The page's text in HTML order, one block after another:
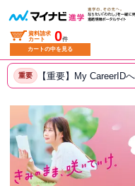
資料請求
カート
0件
カートの中を見る
重要 【重要】My CareerID